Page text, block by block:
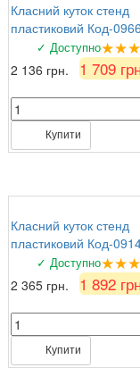
Класний куток стенд
пластиковий Код-
✓ Доступно
2 136 грн. 1 709
Купити
Класний куток стенд
пластиковий Код-
✓ Доступно
2 365 грн. 1 892
Купити